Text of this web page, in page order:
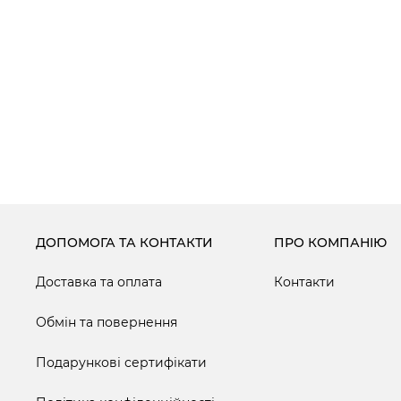
ДОПОМОГА ТА КОНТАКТИ
Доставка та оплата
Обмін та повернення
Подарункові сертифікати
ПРО КОМПАНІЮ
Контакти